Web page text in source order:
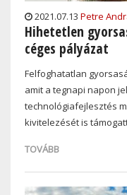
2021.07.13 Petre
Hihetetlen
céges pályázat
Felfoghatatlan
amit a tegnapi napon
technológiafejlesztés
kivitelezését is
TOVÁBB